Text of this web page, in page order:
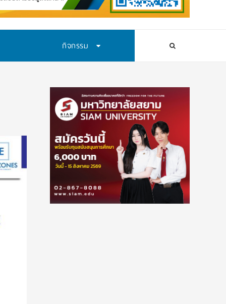
กิจกรรม